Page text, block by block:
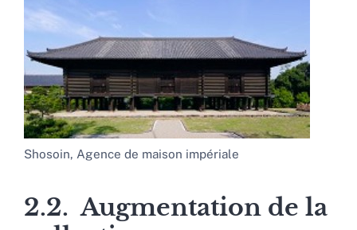
Shosoin, Agence de maison impériale
2.2. Augmentation de la